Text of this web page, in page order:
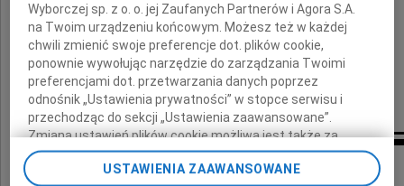
Ewa Kwiatkowska
Jacek Ginalski
Maciej Grudziński
z rodzinami
Inne kondolencje
Wyborczej sp. z o. o. jej Zaufanych Partnerów i Agora S.A.
na Twoim urządzeniu końcowym. Możesz też w każdej
chwili zmienić swoje preferencje dot. plików cookie,
ponownie wywołując narzędzie do zarządzania Twoimi
preferencjami dot. przetwarzania danych poprzez
odnośnik „Ustawienia prywatności” w stopce serwisu i
przechodząc do sekcji „Ustawienia zaawansowane”.
Zmiana ustawień plików cookie możliwa jest także za
pomocą ustawień przeglądarki.
USTAWIENIA ZAAWANSOWANE